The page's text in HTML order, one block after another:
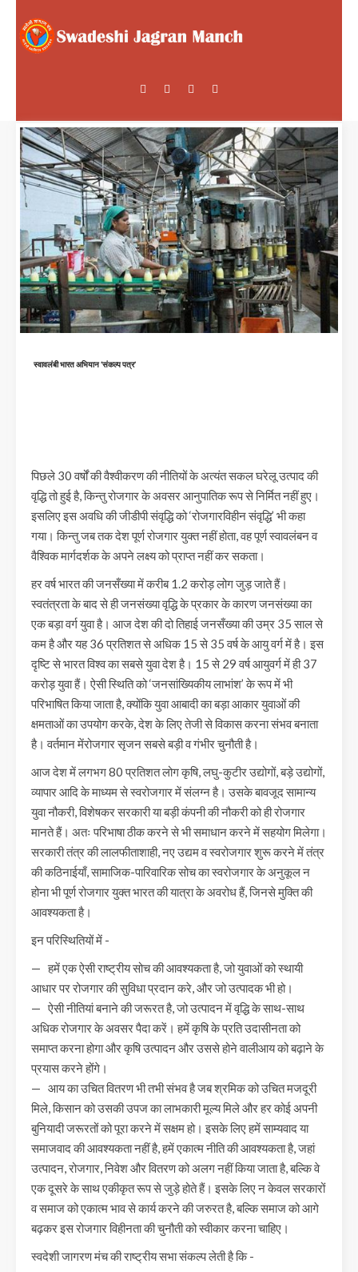
स्वावलंबी भारत अभियान ‘संकल्प पत्र’
पिछले 30 वर्षों की वैश्वीकरण की नीतियों के अत्यंत सकल घरेलू उत्पाद की
वृद्धि तो हुई है, किन्तु रोजगार के अवसर आनुपातिक रूप से निर्मित नहीं हुए।
इसलिए इस अवधि की जीडीपी संवृद्धि को ‘रोजगारविहीन संवृद्धि’ भी कहा
गया। किन्तु जब तक देश पूर्ण रोजगार युक्त नहीं होता, वह पूर्ण स्वावलंबन व
वैश्विक मार्गदर्शक के अपने लक्ष्य को प्राप्त नहीं कर सकता।
हर वर्ष भारत की जनसँख्या में करीब 1.2 करोड़ लोग जुड़ जाते हैं।
स्वतंत्रता के बाद से ही जनसंख्या वृद्धि के प्रकार के कारण जनसंख्या का
एक बड़ा वर्ग युवा है। आज देश की दो तिहाई जनसँख्या की उम्र 35 साल से
कम है और यह 36 प्रतिशत से अधिक 15 से 35 वर्ष के आयु वर्ग में है। इस
दृष्टि से भारत विश्व का सबसे युवा देश है। 15 से 29 वर्ष आयुवर्ग में ही 37
करोड़ युवा हैं। ऐसी स्थिति को ‘जनसांख्यिकीय लाभांश’ के रूप में भी
परिभाषित किया जाता है, क्योंकि युवा आबादी का बड़ा आकार युवाओं की
क्षमताओं का उपयोग करके, देश के लिए तेजी से विकास करना संभव बनाता
है। वर्तमान मेंरोजगार सृजन सबसे बड़ी व गंभीर चुनौती है।
आज देश में लगभग 80 प्रतिशत लोग कृषि, लघु-कुटीर उद्योगों, बड़े उद्योगों,
व्यापार आदि के माध्यम से स्वरोजगार में संलग्न है। उसके बावजूद सामान्य
युवा नौकरी, विशेषकर सरकारी या बड़ी कंपनी की नौकरी को ही रोजगार
मानते हैं। अतः परिभाषा ठीक करने से भी समाधान करने में सहयोग मिलेगा।
सरकारी तंत्र की लालफीताशाही, नए उद्यम व स्वरोजगार शुरू करने में तंत्र
की कठिनाईयाँ, सामाजिक-पारिवारिक सोच का स्वरोजगार के अनुकूल न
होना भी पूर्ण रोजगार युक्त भारत की यात्रा के अवरोध हैं, जिनसे मुक्ति की
आवश्यकता है।
इन परिस्थितियों में -
— हमें एक ऐसी राष्ट्रीय सोच की आवश्यकता है, जो युवाओं को स्थायी
आधार पर रोजगार की सुविधा प्रदान करे, और जो उत्पादक भी हो।
— ऐसी नीतियां बनाने की जरूरत है, जो उत्पादन में वृद्धि के साथ-साथ
अधिक रोजगार के अवसर पैदा करें। हमें कृषि के प्रति उदासीनता को
समाप्त करना होगा और कृषि उत्पादन और उससे होने वालीआय को बढ़ाने के
प्रयास करने होंगे।
— आय का उचित वितरण भी तभी संभव है जब श्रमिक को उचित मजदूरी
मिले, किसान को उसकी उपज का लाभकारी मूल्य मिले और हर कोई अपनी
बुनियादी जरूरतों को पूरा करने में सक्षम हो। इसके लिए हमें साम्यवाद या
समाजवाद की आवश्यकता नहीं है, हमें एकात्म नीति की आवश्यकता है, जहां
उत्पादन, रोजगार, निवेश और वितरण को अलग नहीं किया जाता है, बल्कि वे
एक दूसरे के साथ एकीकृत रूप से जुड़े होते हैं। इसके लिए न केवल सरकारों
व समाज को एकात्म भाव से कार्य करने की जरुरत है, बल्कि समाज को आगे
बढ़कर इस रोजगार विहीनता की चुनौती को स्वीकार करना चाहिए।
स्वदेशी जागरण मंच की राष्ट्रीय सभा संकल्प लेती है कि -